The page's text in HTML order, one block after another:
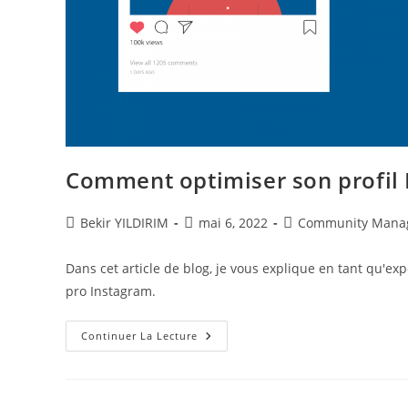
Comment optimiser son profil
Auteur/autrice
publication :
Bekir YILDIRIM
Publication
mai 6, 2022
PostCommunity
Dans cet article de blog, je vous explique en tant
pro Instagram.
Continuer La Lecture Comment
Optimiser